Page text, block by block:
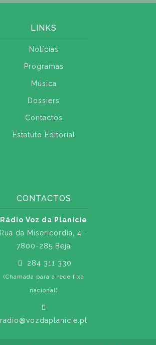
LINKS
Notícias
Programas
Música
Dossiers
Contactos
Estatuto Editorial
CONTACTOS
Rádio Voz da Planície
Rua da Misericórdia, 4 -
7800-285 Beja
284 311 330
(Chamada para a rede fixa
nacional)
radio@vozdaplanicie.pt